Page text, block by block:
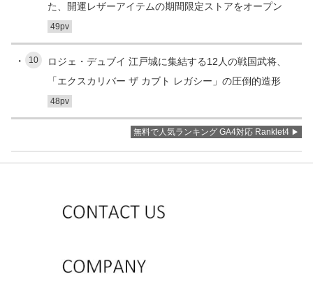
た、開運レザーアイテムの期間限定ストアをオープン
49pv
10
ロジェ・デュブイ 江戸城に集結する12人の戦国武将、
「エクスカリバー ザ カブト レガシー」の圧倒的造形
48pv
無料で人気ランキング GA4対応 Ranklet4